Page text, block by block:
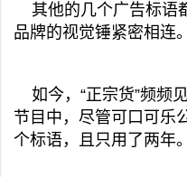
其他的几个广告标语
品牌的视觉锤紧密相连。
如今，“正宗货”频频
节目中，尽管可口可乐
个标语，且只用了两年。